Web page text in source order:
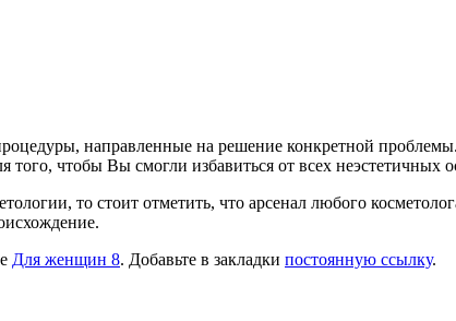
направленные на решение конкретной
того, чтобы Вы смогли избавиться от всех неэстетичных
то стоит отметить, что арсенал любого
Для женщин 8. Добавьте в закладки постоянную ссылку.